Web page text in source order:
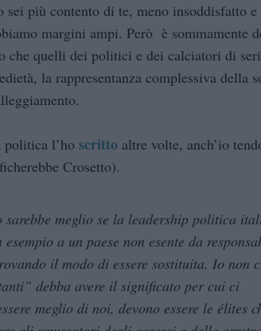
più contento di te, meno insoddisfatto
margini ampi. Però è sommamente
che quelli dei politici e dei calciatori di
la rappresentanza complessiva della
politica l’ho scritto altre volte, anch’io
Crosetto).
sarebbe meglio se la leadership politica
a un paese non esente da
il modo di essere sostituita. Io non
debba avere il significato per cui ci
meglio di noi, devono essere le élites